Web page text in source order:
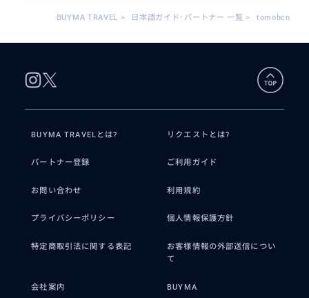
BUYMA TRAVEL > 日本語ガイド･パートナー 一覧 > tomobcn
BUYMA TRAVELとは? リクエストとは?
パートナー登録 ご利用ガイド
お問い合わせ 利用規約
プライバシーポリシー 個人情報保護方針
特定商取引法に関する表記
お客様情報の外部送信につい
て
会社案内 BUYMA